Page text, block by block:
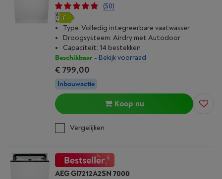
(50)
Type: Volledig integreerbare vaatwasser
Droogsysteem: Airdry met Autodoor
Capaciteit: 14 bestekken
Beschikbaar- Bekijk voorraad
€ 799,00
Inbouwactie
Koop nu
Vergelijken
AEG GI7212A2SN 7000